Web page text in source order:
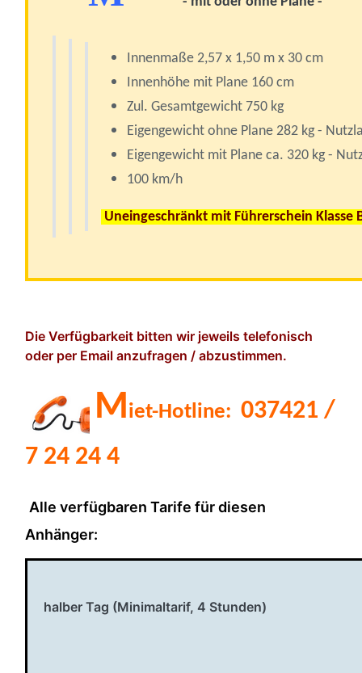
Innenmaße 2,57 x 1,50 m x 30 cm
Innenhöhe mit Plane 160 cm
Zul. Gesamtgewicht 750 kg
Eigengewicht ohne Plane 282 kg -
Eigengewicht mit Plane ca. 320 kg -
100 km/h
Uneingeschränkt mit Führerschein Klasse
Die Verfügbarkeit bitten wir jeweils telefonisch
oder per Email anzufragen / abzustimmen.
Miet-Hotline: 037421 /
7 24 24 4
Alle verfügbaren Tarife für diesen
Anhänger:
halber Tag (Minimaltarif, 4 Stunden)